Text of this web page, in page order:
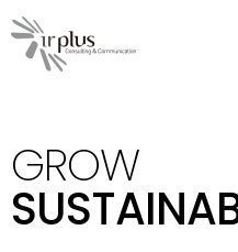
GROW